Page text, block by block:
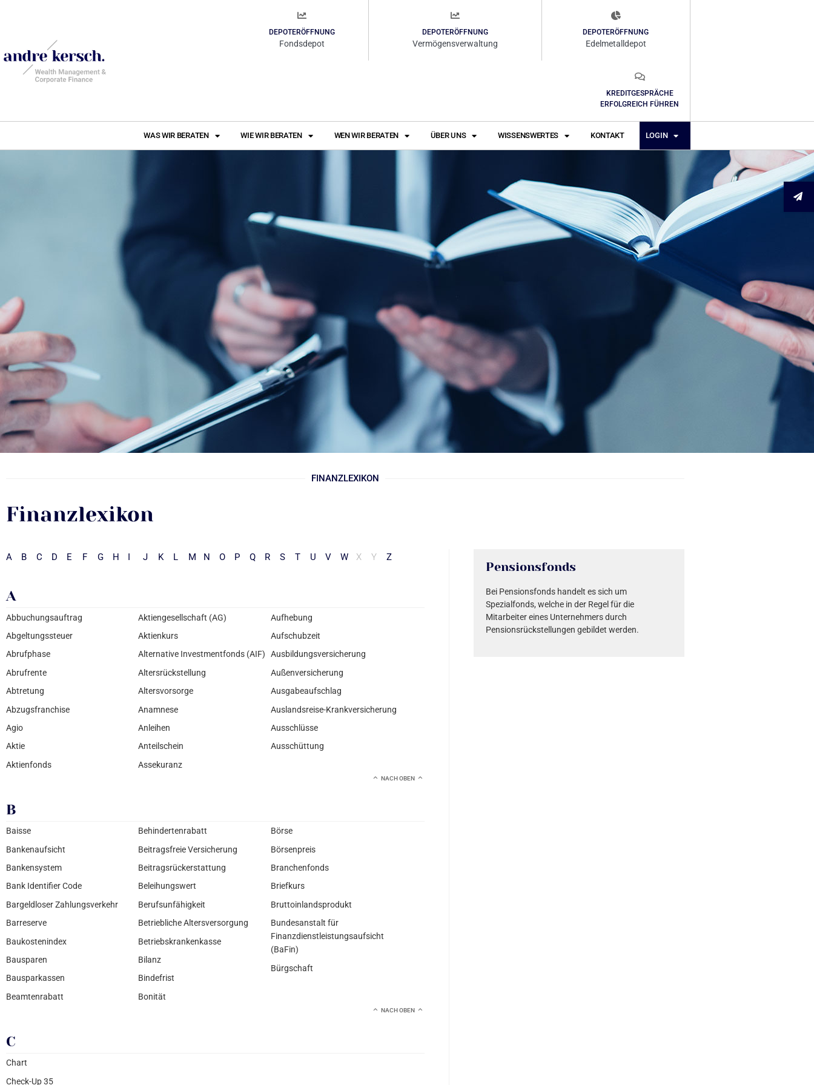
DEPOTERÖFFNUNG
Fondsdepot
DEPOTERÖFFNUNG
Vermögensverwaltung
DEPOTERÖFFNUNG
Edelmetalldepot
KREDITGESPRÄCHE
ERFOLGREICH FÜHREN
WAS WIR BERATEN WIE WIR BERATEN WEN WIR BERATEN ÜBER UNS WISSENSWERTES KONTAKT LOGIN
FINANZLEXIKON
Finanzlexikon
A B C D E F G H I J K L M N O P Q R S T U V W X Y Z
A
Abbuchungsauftrag
Abgeltungssteuer
Abrufphase
Abrufrente
Abtretung
Abzugsfranchise
Agio
Aktie
Aktienfonds
Aktiengesellschaft (AG)
Aktienkurs
Alternative Investmentfonds (AIF)
Altersrückstellung
Altersvorsorge
Anamnese
Anleihen
Anteilschein
Assekuranz
Aufhebung
Aufschubzeit
Ausbildungsversicherung
Außenversicherung
Ausgabeaufschlag
Auslandsreise-Krankversicherung
Ausschlüsse
Ausschüttung
NACH OBEN
B
Baisse
Bankenaufsicht
Bankensystem
Bank Identifier Code
Bargeldloser Zahlungsverkehr
Barreserve
Baukostenindex
Bausparen
Bausparkassen
Beamtenrabatt
Behindertenrabatt
Beitragsfreie Versicherung
Beitragsrückerstattung
Beleihungswert
Berufsunfähigkeit
Betriebliche Altersversorgung
Betriebskrankenkasse
Bilanz
Bindefrist
Bonität
Börse
Börsenpreis
Branchenfonds
Briefkurs
Bruttoinlandsprodukt
Bundesanstalt für
Finanzdienstleistungsaufsicht
(BaFin)
Bürgschaft
NACH OBEN
C
Chart
Check-Up 35
Pensionsfonds
Bei Pensionsfonds handelt es sich um
Spezialfonds, welche in der Regel für die
Mitarbeiter eines Unternehmers durch
Pensionsrückstellungen gebildet werden.